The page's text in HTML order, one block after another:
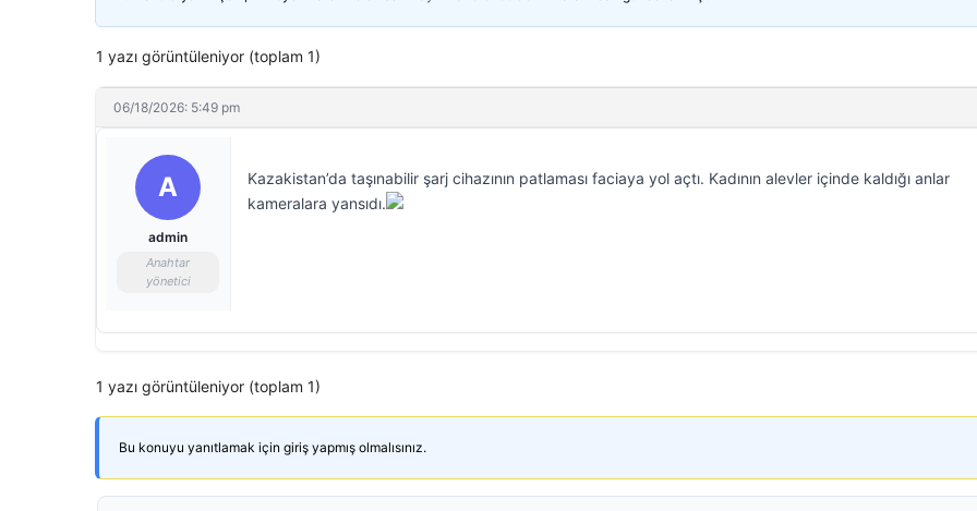
1 yazı görüntüleniyor (toplam 1)
06/18/2026: 5:49 pm
A
admin
Anahtar
yönetici
Kazakistan’da taşınabilir şarj cihazının patlaması faciaya yol açtı. Kadının alevler içinde kaldığı anlar
kameralara yansıdı.
1 yazı görüntüleniyor (toplam 1)
Bu konuyu yanıtlamak için giriş yapmış olmalısınız.